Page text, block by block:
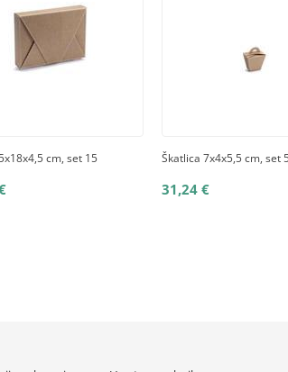
cm, set 15 Škatlica 7x4x5,5 cm, set
31,24 €